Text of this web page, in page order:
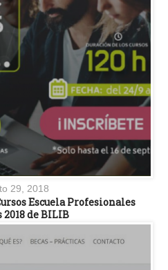
29, 2018
Escuela Profesionales
de BILIB